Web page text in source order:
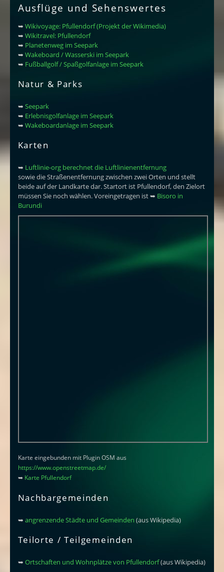
Ausflüge und Sehenswertes
➥ Wikivoyage: Pfullendorf (Projekt der Wikimedia)
➥ Wikitravel: Pfullendorf
➥ Planetenweg im Seepark
➥ Wakeboard / Wasserski im Seepark
➥ Fußballgolf / Spaßgolfanlage im Seepark
Natur & Parks
➥ Seepark
➥ Erlebnisgolfanlage im Seepark
➥ Wakeboardanlage im Seepark
Karten
➥ Luftlinie-org berechnet die Luftlinienentfernung
sowie die Straßenentfernung zwischen zwei Orten und stellt
beide auf der Landkarte dar. Startort ist Pfullendorf, den Zielort
müssen Sie noch wählen. Voreingetragen ist ➥ Bisoro in
Burundi
Karte eingebunden mit Plugin OSM aus
https://www.openstreetmap.de/
➥ Karte Pfullendorf
Nachbargemeinden
➥ angrenzende Städte und Gemeinden (aus Wikipedia)
Teilorte / Teilgemeinden
➥ Ortschaften und Wohnplätze von Pfullendorf(aus Wikipedia)